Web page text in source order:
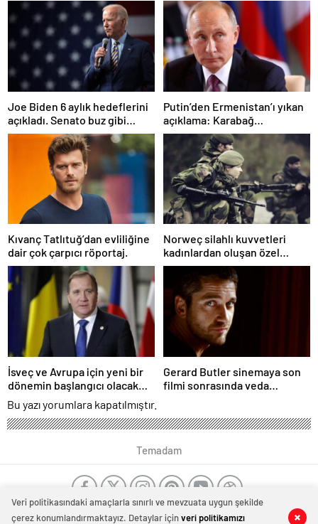
0 0
0 0
Joe Biden 6 aylık hedeflerini
açıkladı. Senato buz gibi…
Putin’den Ermenistan’ı yıkan
açıklama: Karabağ
Azerbaycan’ın ayrılmaz bir
parçasıdır!
Kıvanç Tatlıtuğ’dan evliliğine
dair çok çarpıcı röportaj.
Norweç silahlı kuvvetleri
kadınlardan oluşan özel
kuvvetler eğitimlerini
başlattı.
İsveç ve Avrupa için yeni bir
dönemin başlangıcı olacak
kararlar.
Gerard Butler sinemaya son
filmi sonrasında veda
Bu yazı yorumlara kapatılmıştır.
Temadam
Veri politikasındaki amaçlarla sınırlı ve mevzuata uygun şekilde
çerez konumlandırmaktayız. Detaylar içinveri politikamızı